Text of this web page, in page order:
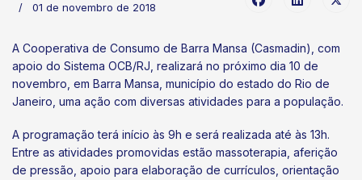
01 de novembro de 2018
A Cooperativa de Consumo de Barra Mansa (Casmadin), com
apoio do Sistema OCB/RJ, realizará no próximo dia 10 de
novembro, em Barra Mansa, município do estado do Rio de
Janeiro, uma ação com diversas atividades para a população.
A programação terá início às 9h e será realizada até às 13h.
Entre as atividades promovidas estão massoterapia, aferição
de pressão, apoio para elaboração de currículos, orientação